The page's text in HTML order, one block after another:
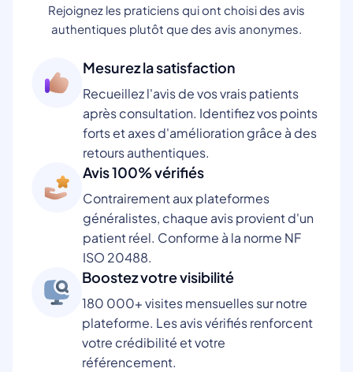
Rejoignez les praticiens qui ont choisi des avis
authentiques plutôt que des avis anonymes.
Mesurez la satisfaction
Recueillez l'avis de vos vrais patients
après consultation. Identifiez vos points
forts et axes d'amélioration grâce à des
retours authentiques.
Avis 100% vérifiés
Contrairement aux plateformes
généralistes, chaque avis provient d'un
patient réel. Conforme à la norme NF
ISO 20488.
Boostez votre visibilité
180 000+ visites mensuelles sur notre
plateforme. Les avis vérifiés renforcent
votre crédibilité et votre
référencement.